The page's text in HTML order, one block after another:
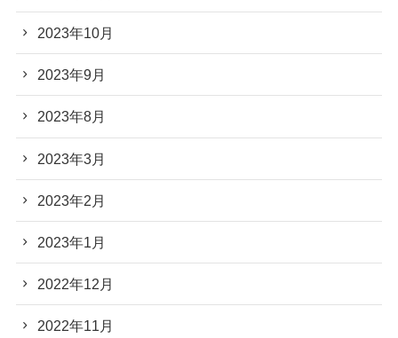
2023年10月
2023年9月
2023年8月
2023年3月
2023年2月
2023年1月
2022年12月
2022年11月